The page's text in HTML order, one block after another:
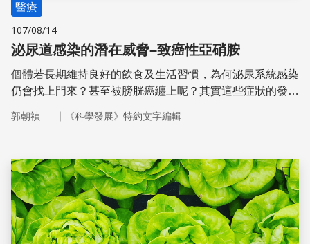
醫療
107/08/14
泌尿道感染的潛在威脅–致癌性亞硝胺
個體若長期維持良好的飲食及生活習慣，為何泌尿系統感染
仍會找上門來？甚至被膀胱癌纏上呢？其實這些症狀的發生
有很大的關聯性！
郭朝禎 ｜ 《科學發展》特約文字編輯
儲存